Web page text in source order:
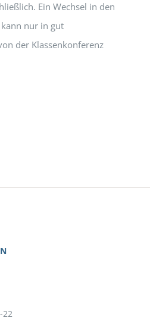
Ein Wechsel in den
nur in gut
der Klassenkonferenz
22